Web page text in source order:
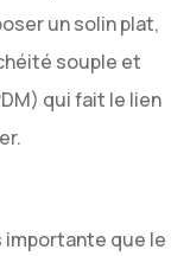
un solin plat,
souple et
qui fait le lien
importante que le